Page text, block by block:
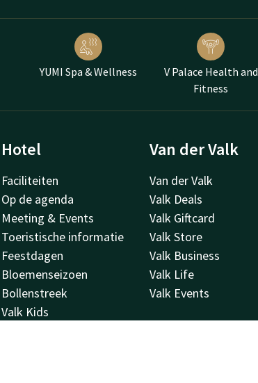
YUMI Spa & Wellness
V Palace Health and
Fitness
Hotel
Faciliteiten
Op de agenda
Meeting & Events
Toeristische informatie
Feestdagen
Bloemenseizoen
Bollenstreek
Valk Kids
Van der Valk
Van der Valk
Valk Deals
Valk Giftcard
Valk Store
Valk Business
Valk Life
Valk Events